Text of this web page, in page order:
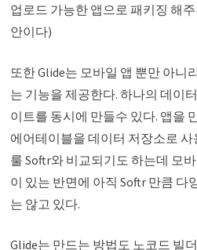
업로드 가능한 앱으로 패키징 해
안이다)
또한 Glide는 모바일 앱 뿐만 아니
는 기능을 제공한다. 하나의 데이
이트를 동시에 만들수 있다. 앱을
에어테이블을 데이터 저장소로
룰 Softr와 비교되기도 하는데 모
이 있는 반면에 아직 Softr 만큼 다
는 않고 있다.
Glide는 만드는 방법도 노코드 빌